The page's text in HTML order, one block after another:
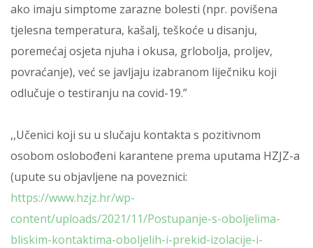
ako imaju simptome zarazne bolesti (npr. povišena
tjelesna temperatura, kašalj, teškoće u disanju,
poremećaj osjeta njuha i okusa, grlobolja, proljev,
povraćanje), već se javljaju izabranom liječniku koji
odlučuje o testiranju na covid-19.”
,,Učenici koji su u slučaju kontakta s pozitivnom
osobom oslobođeni karantene prema uputama HZJZ-a
(upute su objavljene na poveznici:
https://www.hzjz.hr/wp-
content/uploads/2021/11/Postupanje-s-oboljelima-
bliskim-kontaktima-oboljelih-i-prekid-izolacije-i-